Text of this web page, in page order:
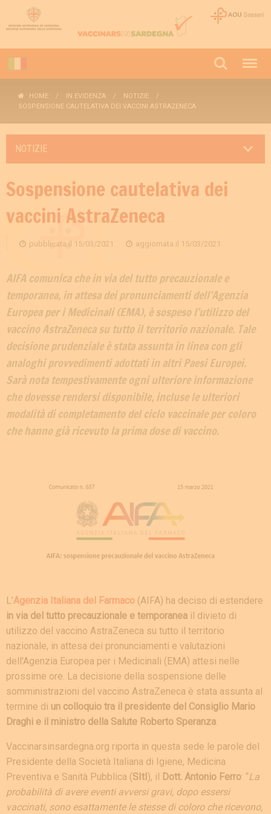
HOME IN EVIDENZA
NOTIZIE
SOSPENSIONE CAUTELATIVA DEI VACCINI ASTRAZENECA
NOTIZIE
Sospensione cautelativa dei
vaccini AstraZeneca
pubblicata il 15/03/2021 aggiornata il 15/03/2021
AIFA comunica che in via del tutto precauzionale e
temporanea, in attesa dei pronunciamenti dell’Agenzia
Europea per i Medicinali (EMA), è sospeso l’utilizzo del
vaccino AstraZeneca su tutto il territorio nazionale. Tale
decisione prudenziale è stata assunta in linea con gli
analoghi provvedimenti adottati in altri Paesi Europei.
Sarà nota tempestivamente ogni ulteriore informazione
che dovesse rendersi disponibile, incluse le ulteriori
modalità di completamento del ciclo vaccinale per coloro
che hanno già ricevuto la prima dose di vaccino.
L’Agenzia Italiana del Farmaco (AIFA) ha deciso di estendere
in via del tutto precauzionale e temporanea il divieto di
utilizzo del vaccino AstraZeneca su tutto il territorio
nazionale, in attesa dei pronunciamenti e valutazioni
dell'Agenzia Europea per i Medicinali (EMA) attesi nelle
prossime ore. La decisione della sospensione delle
somministrazioni del vaccino AstraZeneca è stata assunta al
termine di un colloquio tra il presidente del Consiglio Mario
Draghi e il ministro della Salute Roberto Speranza
Vaccinarsinsardegna.org riporta in questa sede le parole del
Presidente della Società Italiana di Igiene, Medicina
Preventiva e Sanità Pubblica (SItI ), il Dott. Antonio Ferro: “La
probabilità di avere eventi avversi gravi, dopo essersi
vaccinati, sono esattamente le stesse di coloro che ricevono,